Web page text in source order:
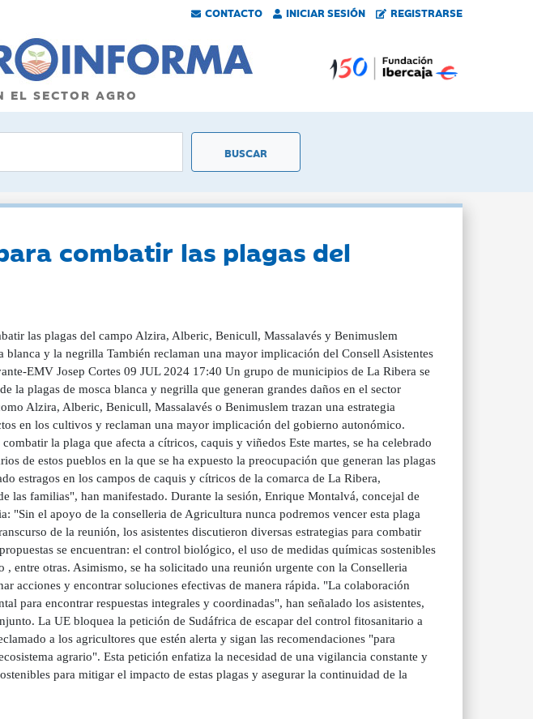
CONTACTO INICIAR SESIÓN REGISTRARSE
EL SECTOR AGRO
combatir las plagas del
las plagas del campo Alzira, Alberic, Benicull, Massalavés y Benimuslem
blanca y la negrilla También reclaman una mayor implicación del Consell Asistentes
EMV Josep Cortes 09 JUL 2024 17:40 Un grupo de municipios de La Ribera se
la plagas de mosca blanca y negrilla que generan grandes daños en el sector
Alzira, Alberic, Benicull, Massalavés o Benimuslem trazan una estrategia
en los cultivos y reclaman una mayor implicación del gobierno autonómico.
la plaga que afecta a cítricos, caquis y viñedos Este martes, se ha celebrado
de estos pueblos en la que se ha expuesto la preocupación que generan las plagas
estragos en los campos de caquis y cítricos de la comarca de La Ribera,
las familias", han manifestado. Durante la sesión, Enrique Montalvá, concejal de
"Sin el apoyo de la conselleria de Agricultura nunca podremos vencer esta plaga
de la reunión, los asistentes discutieron diversas estrategias para combatir
se encuentran: el control biológico, el uso de medidas químicas sostenibles
entre otras. Asimismo, se ha solicitado una reunión urgente con la Conselleria
acciones y encontrar soluciones efectivas de manera rápida. "La colaboración
para encontrar respuestas integrales y coordinadas", han señalado los asistentes,
La UE bloquea la petición de Sudáfrica de escapar del control fitosanitario a
a los agricultores que estén alerta y sigan las recomendaciones "para
agrario". Esta petición enfatiza la necesidad de una vigilancia constante y
para mitigar el impacto de estas plagas y asegurar la continuidad de la